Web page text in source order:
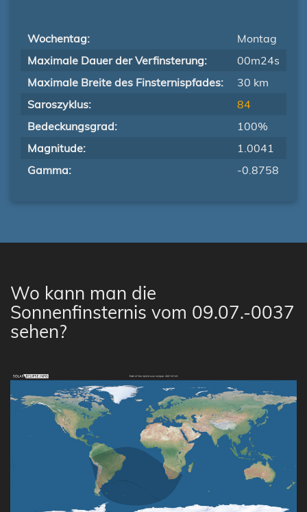
Wochentag:
Montag
Maximale Dauer der Verfinsterung:
00m24s
Maximale Breite des Finsternispfades:
30 km
Saroszyklus:
84
Bedeckungsgrad:
100%
Magnitude:
1.0041
Gamma:
-0.8758
Wo kann man die
Sonnenfinsternis vom 09.07.-0037
sehen?